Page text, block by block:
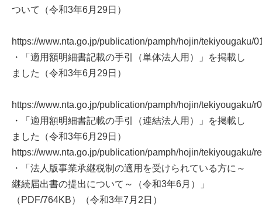
ついて（令和3年6月29日）
https://www.nta.go.jp/publication/pamph/hojin/tekiyougaku/
・「適用額明細書記載の手引（単体法人用）」を掲載し
ました（令和3年6月29日）
https://www.nta.go.jp/publication/pamph/hojin/tekiyougaku/
・「適用額明細書記載の手引（連結法人用）」を掲載し
ました（令和3年6月29日）
https://www.nta.go.jp/publication/pamph/hojin/tekiyougaku/
・「法人版事業承継税制の適用を受けられている方に～
継続届出書の提出について～（令和3年6月）」
（PDF/764KB）（令和3年7月2日）